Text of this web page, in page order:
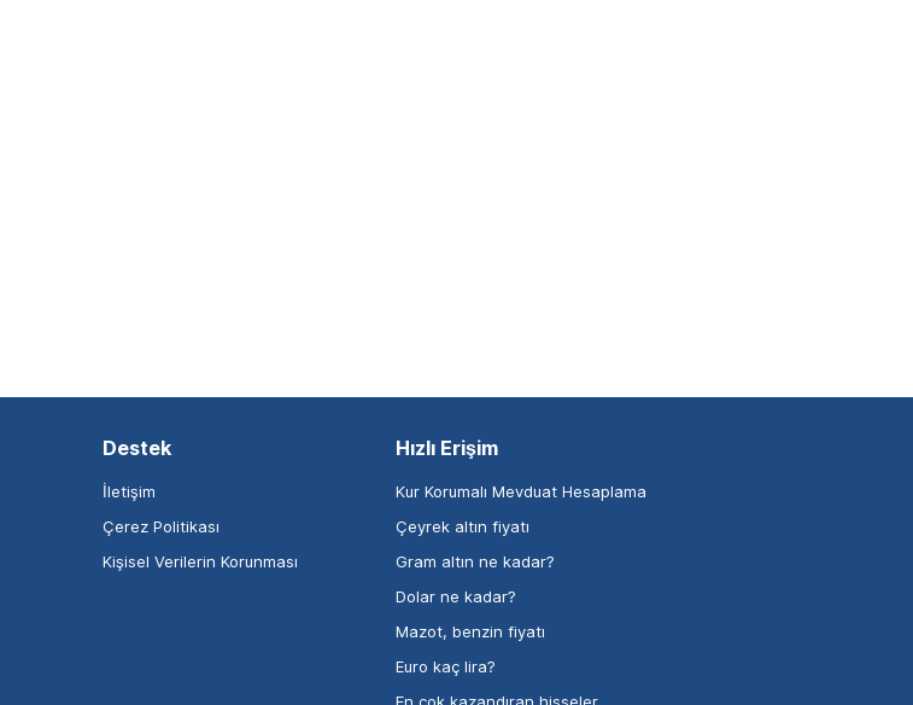
Destek
İletişim
Çerez Politikası
Kişisel Verilerin Korunması
Hızlı Erişim
Kur Korumalı Mevduat Hesaplama
Çeyrek altın fiyatı
Gram altın ne kadar?
Dolar ne kadar?
Mazot, benzin fiyatı
Euro kaç lira?